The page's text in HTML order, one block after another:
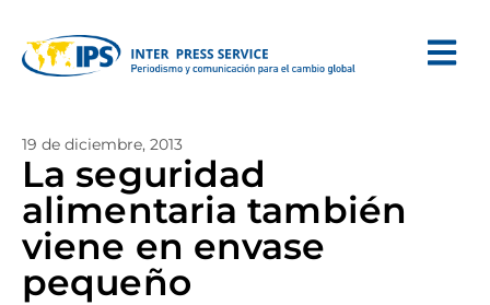
19 de diciembre, 2013
La seguridad
alimentaria también
viene en envase
pequeño